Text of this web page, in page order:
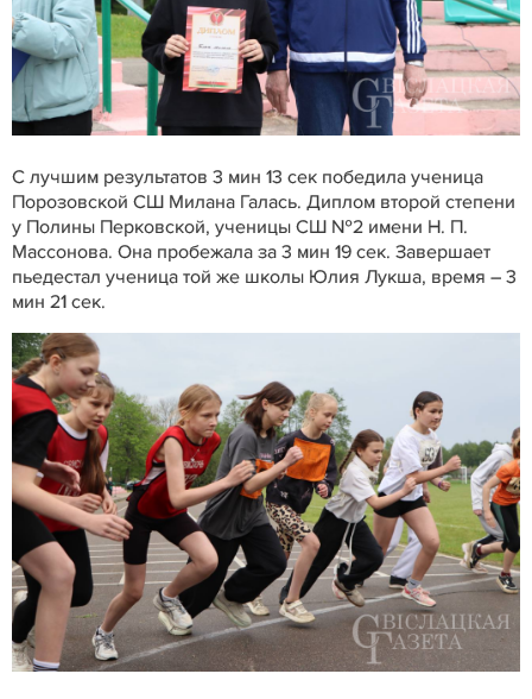
С лучшим результатов 3 мин 13 сек победила ученица
Порозовской СШ Милана Галась. Диплом второй степени
у Полины Перковской, ученицы СШ №2 имени Н. П.
Массонова. Она пробежала за 3 мин 19 сек. Завершает
пьедестал ученица той же школы Юлия Лукша, время – 3
мин 21 сек.